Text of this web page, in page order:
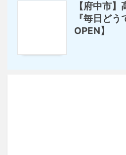
【府中市
『毎日ど
OPEN】